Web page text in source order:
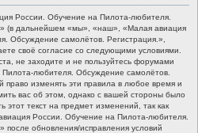
России. Обучение на Пилота-любителя.
(в дальнейшем «мы», «наш», «Малая авиация
Обсуждение самолётов. Регистрация.»,
своё согласие со следующими условиями.
не заходите и не пользуйтесь форумами
любителя. Обсуждение самолётов.
право изменять эти правила в любое время и
вас об этом, однако с вашей стороны было
текст на предмет изменений, так как
России. Обучение на Пилота-любителя.
обновления/исправления условий